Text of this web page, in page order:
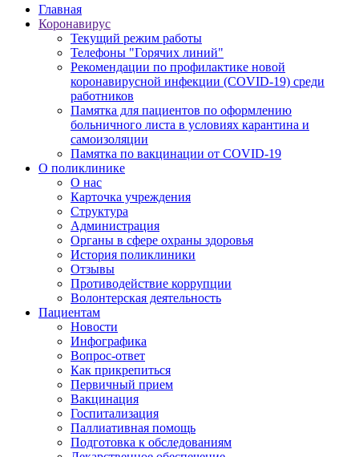
Главная
Коронавирус
Текущий режим работы
Телефоны "Горячих линий"
Рекомендации по профилактике новой
коронавирусной инфекции (COVID-19) среди
работников
Памятка для пациентов по оформлению
больничного листа в условиях карантина и
самоизоляции
Памятка по вакцинации от COVID-19
О поликлинике
О нас
Карточка учреждения
Структура
Администрация
Органы в сфере охраны здоровья
История поликлиники
Отзывы
Противодействие коррупции
Волонтерская деятельность
Пациентам
Новости
Инфографика
Вопрос-ответ
Как прикрепиться
Первичный прием
Вакцинация
Госпитализация
Паллиативная помощь
Подготовка к обследованиям